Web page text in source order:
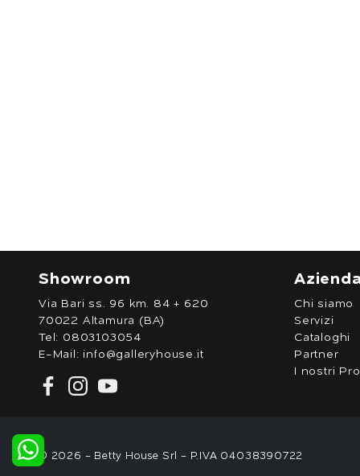
Showroom
Via Bari ss. 96 km. 84 + 620
70022 Altamura (BA)
Tel: 0803103054
E-Mail: info@galleryhouse.it
Chi siamo
Servizi
Cataloghi
Partner
I nostri
© 2026 - Betty House Srl - P.IVA 04038390722